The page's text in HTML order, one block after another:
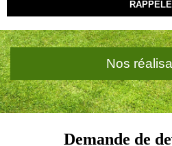
Nos
Demande de